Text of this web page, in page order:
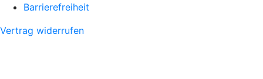
Barrierefreiheit
Vertrag widerrufen